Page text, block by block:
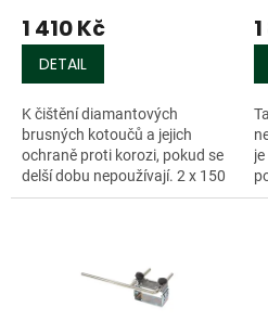
1 410 Kč
DETAIL
K čištění diamantových
brusných kotoučů a jejich
ochraně proti korozi, pokud se
delší dobu nepoužívají. 2 x 150
ml....